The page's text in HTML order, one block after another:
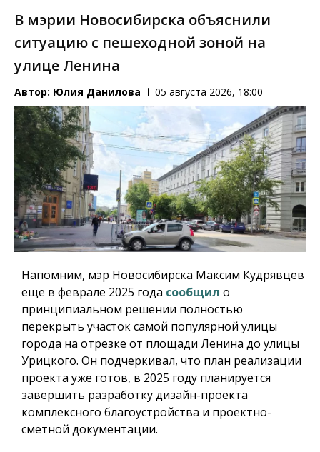
В мэрии Новосибирска объяснили
ситуацию с пешеходной зоной на
улице Ленина
Автор: Юлия Данилова 05 августа 2026, 18:00
Напомним, мэр Новосибирска Максим Кудрявцев
еще в феврале 2025 года сообщил о
принципиальном решении полностью
перекрыть участок самой популярной улицы
города на отрезке от площади Ленина до улицы
Урицкого. Он подчеркивал, что план реализации
проекта уже готов, в 2025 году планируется
завершить разработку дизайн-проекта
комплексного благоустройства и проектно-
сметной документации.